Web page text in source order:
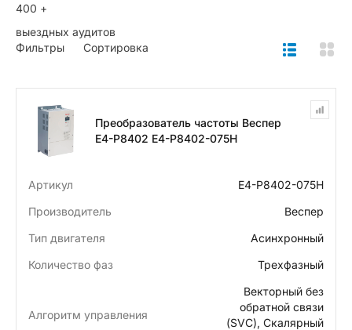
400 +
выездных аудитов
Фильтры
Сортировка
Преобразователь частоты Веспер
Е4-P8402 Е4-P8402-075H
Артикул
Е4-P8402-075H
Производитель
Веспер
Тип двигателя
Асинхронный
Количество фаз
Трехфазный
Алгоритм управления
Векторный без
обратной связи
(SVC), Скалярный